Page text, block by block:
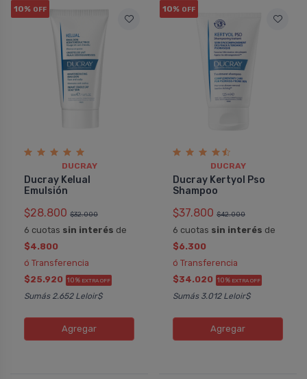
10% OFF
DUCRAY
Ducray Kelual
Emulsión
$28.800 $32.000
6 cuotas sin interés de
$4.800
ó Transferencia
$25.920 10% EXTRA OFF
Sumás 2.652 Leloir$
Agregar
10% OFF
DUCRAY
Ducray Kertyol Pso
Shampoo
$37.800 $42.000
6 cuotas sin interés de
$6.300
ó Transferencia
$34.020 10% EXTRA OFF
Sumás 3.012 Leloir$
Agregar